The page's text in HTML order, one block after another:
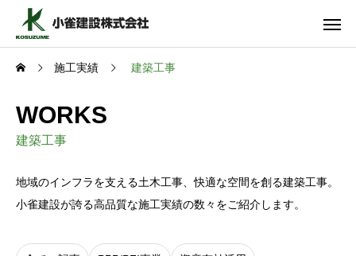
施工実績 建築工事
WORKS
建築工事
地域のインフラを支える土木工事、快適な空間を創る建築工事。
小雀建設が誇る高品質な施工実績の数々をご紹介します。